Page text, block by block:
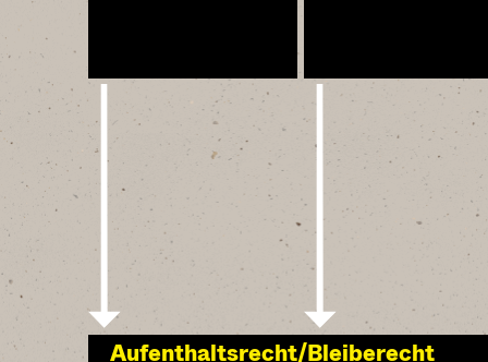
Aufenthaltsrecht/Bleiberecht